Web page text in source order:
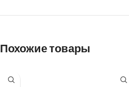
Похожие товары